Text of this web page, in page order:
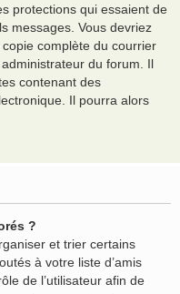
protections qui essaient de
messages. Vous devriez
complète du courrier
du forum. Il
contenant des
Il pourra alors
?
et trier certains
à votre liste d’amis
de l’utilisateur afin de